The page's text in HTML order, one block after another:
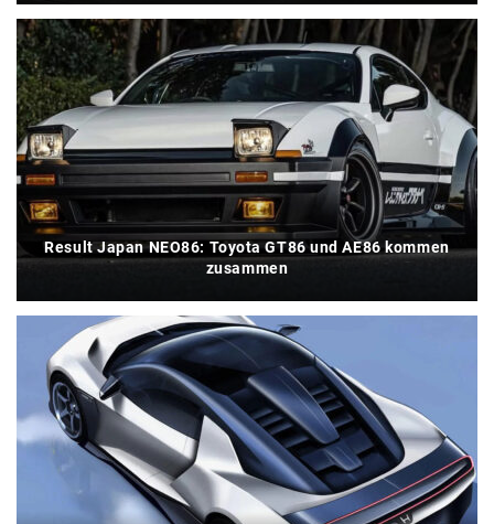
Result Japan NEO86: Toyota GT86 und AE86 kommen
zusammen